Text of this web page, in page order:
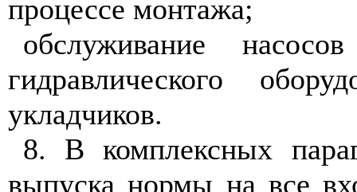
процессе монтажа;
обслуживание
гидравлического
укладчиков.
8. В комплексных
выпуска нормы на все